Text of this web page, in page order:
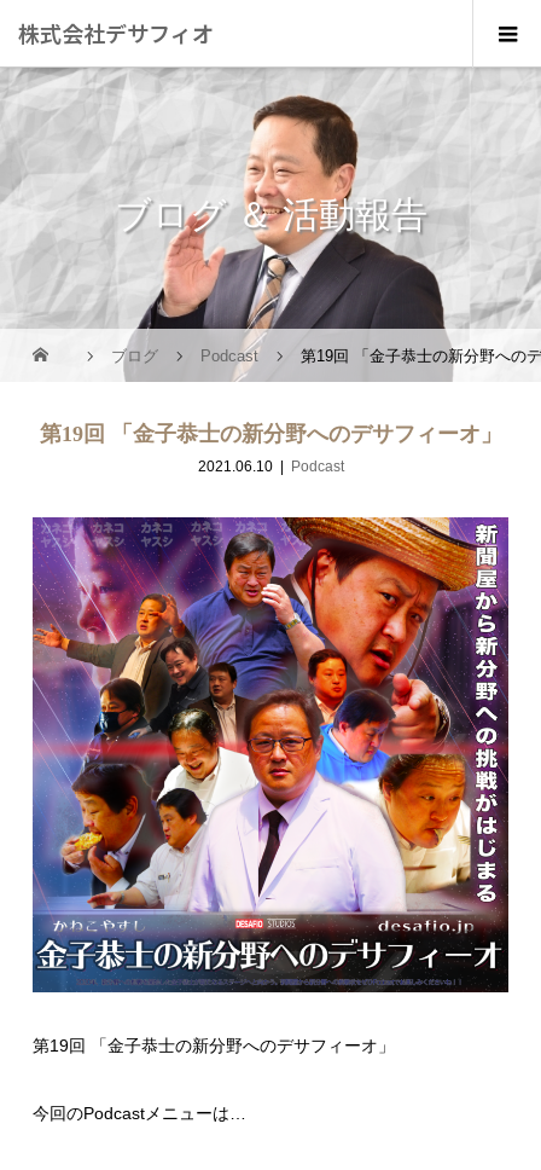
株式会社デサフィオ
ブログ ＆ 活動報告
ブログ Podcast 第19回 「金子恭士の新分野への
第19回 「金子恭士の新分野へのデサフィーオ」
2021.06.10 Podcast
第19回 「金子恭士の新分野へのデサフィーオ」
今回のPodcastメニューは…